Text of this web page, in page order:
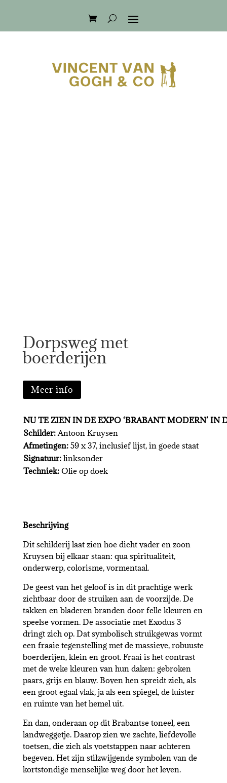
Dorpsweg met
boerderijen
Meer info
NU TE ZIEN IN DE EXPO ‘BRABANT MODERN’ IN
Schilder:Antoon Kruysen
Afmetingen:59 x 37, inclusief lijst, in goede staat
Signatuur:linksonder
Techniek: Olie op doek
Beschrijving
Dit schilderij laat zien hoe dicht vader en zoon
Kruysen bij elkaar staan: qua spiritualiteit,
onderwerp, colorisme, vormentaal.
De geest van het geloof is in dit prachtige werk
zichtbaar door de struiken aan de voorzijde. De
takken en bladeren branden door felle kleuren en
speelse vormen. De associatie met Exodus 3
dringt zich op. Dat symbolisch struikgewas vormt
een fraaie tegenstelling met de massieve, robuuste
boerderijen, klein en groot. Fraai is het contrast
met de weke kleuren van hun daken: gebroken
paars, grijs en blauw. Boven hen spreidt zich, als
een groot egaal vlak, ja als een spiegel, de luister
en ruimte van het hemel uit.
En dan, onderaan op dit Brabantse toneel, een
landweggetje. Daarop zien we zachte, liefdevolle
toetsen, die zich als voetstappen naar achteren
begeven. Het zijn stilzwijgende symbolen van de
kortstondige menselijke weg door het leven.